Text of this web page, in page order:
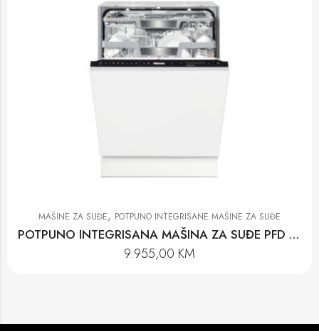
MAŠINE ZA SUĐE, POTPUNO INTEGRISANE MAŠINE ZA SUĐE
POTPUNO INTEGRISANA MAŠINA ZA SUĐE PFD 104 SCVI K2O XXL
9.955,00 KM